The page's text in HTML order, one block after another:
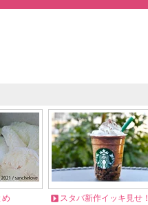
め スタバ新作イッキ見せ！